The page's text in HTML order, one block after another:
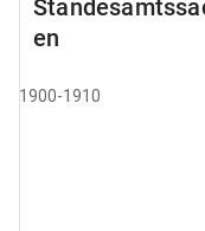
en
1900-1910